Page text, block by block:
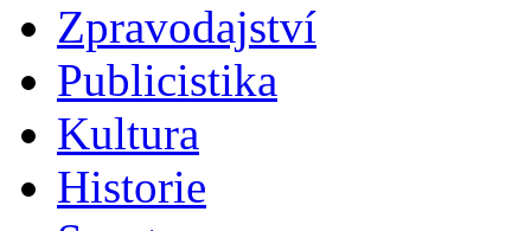
Zpravodajství
Publicistika
Kultura
Historie